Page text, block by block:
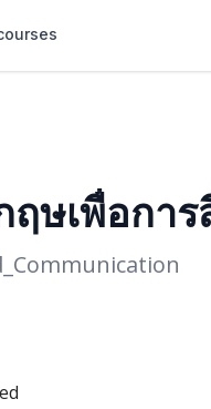
ฤษเพื่อการ